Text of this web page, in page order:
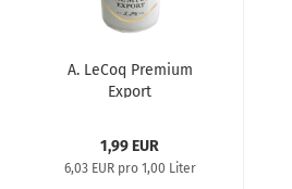
A. LeCoq Premium
Export
1,99 EUR
6,03 EUR pro 1,00 Liter